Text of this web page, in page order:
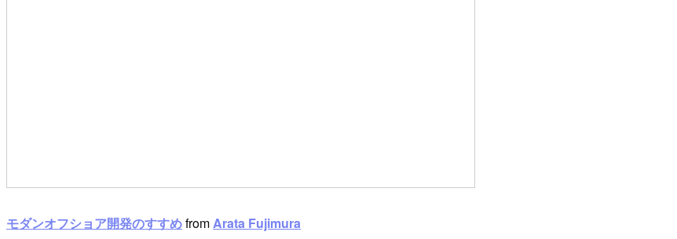
モダンオフショア開発のすすめfromArata Fujimura